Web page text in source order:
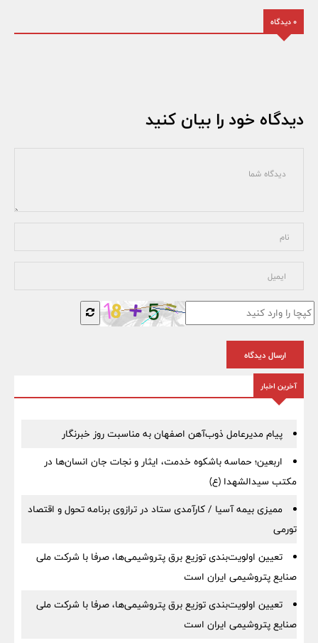
0 دیدگاه
دیدگاه خود را بیان کنید
ارسال دیدگاه
آخرین اخبار
پیام مدیرعامل ذوب‌آهن اصفهان به مناسبت روز خبرنگار
اربعین؛ حماسه باشکوه خدمت، ایثار و نجات جان انسان‌ها در
مکتب سیدالشهدا (ع)
ممیزی بیمه آسیا / کارآمدی ستاد در ترازوی برنامه تحول و اقتصاد
تورمی
تعیین اولویت‌بندی توزیع برق پتروشیمی‌ها، صرفا با شرکت ملی
صنایع پتروشیمی ایران است
تعیین اولویت‌بندی توزیع برق پتروشیمی‌ها، صرفا با شرکت ملی
صنایع پتروشیمی ایران است